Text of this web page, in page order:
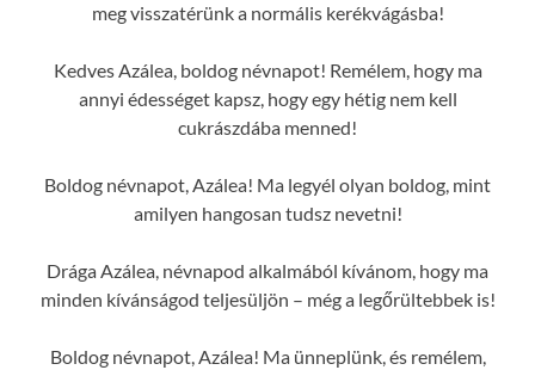
meg visszatérünk a normális kerékvágásba!
Kedves Azálea, boldog névnapot! Remélem, hogy ma
annyi édességet kapsz, hogy egy hétig nem kell
cukrászdába menned!
Boldog névnapot, Azálea! Ma legyél olyan boldog, mint
amilyen hangosan tudsz nevetni!
Drága Azálea, névnapod alkalmából kívánom, hogy ma
minden kívánságod teljesüljön – még a legőrültebbek is!
Boldog névnapot, Azálea! Ma ünneplünk, és remélem,